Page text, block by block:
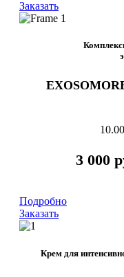
Заказать
3 000
Подробно
Заказать
Крем для